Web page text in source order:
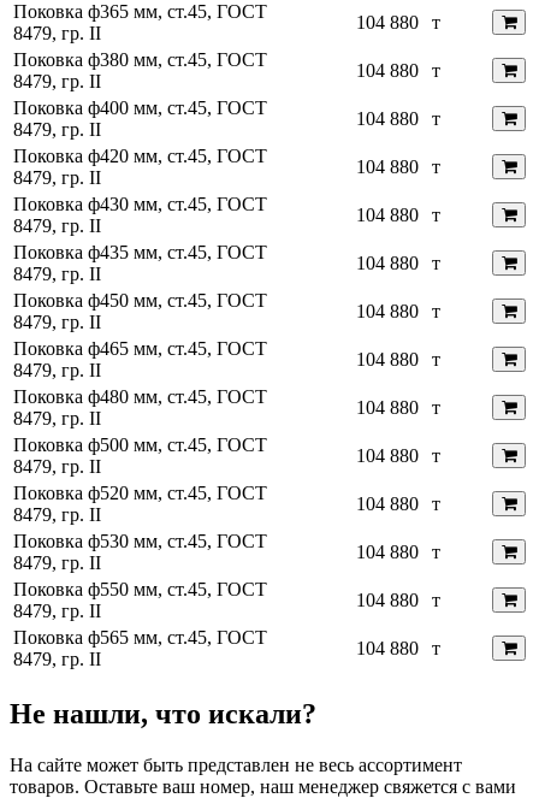
Поковка ф365 мм, ст.45, ГОСТ
8479, гр. II
104 880
т
Поковка ф380 мм, ст.45, ГОСТ
8479, гр. II
104 880
т
Поковка ф400 мм, ст.45, ГОСТ
8479, гр. II
104 880
т
Поковка ф420 мм, ст.45, ГОСТ
8479, гр. II
104 880
т
Поковка ф430 мм, ст.45, ГОСТ
8479, гр. II
104 880
т
Поковка ф435 мм, ст.45, ГОСТ
8479, гр. II
104 880
т
Поковка ф450 мм, ст.45, ГОСТ
8479, гр. II
104 880
т
Поковка ф465 мм, ст.45, ГОСТ
8479, гр. II
104 880
т
Поковка ф480 мм, ст.45, ГОСТ
8479, гр. II
104 880
т
Поковка ф500 мм, ст.45, ГОСТ
8479, гр. II
104 880
т
Поковка ф520 мм, ст.45, ГОСТ
8479, гр. II
104 880
т
Поковка ф530 мм, ст.45, ГОСТ
8479, гр. II
104 880
т
Поковка ф550 мм, ст.45, ГОСТ
8479, гр. II
104 880
т
Поковка ф565 мм, ст.45, ГОСТ
8479, гр. II
104 880 т
Не нашли, что искали?
На сайте может быть представлен не весь ассортимент
товаров. Оставьте ваш номер, наш менеджер свяжется с вами